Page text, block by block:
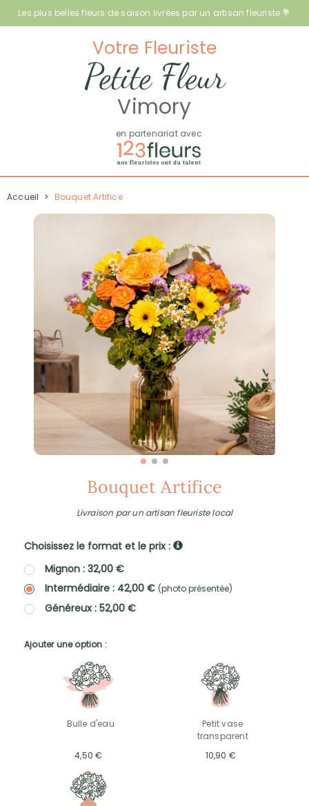
Les plus belles fleurs de saison livrées par un artisan fleuriste 💐
Votre Fleuriste
Petite Fleur
Vimory
en partenariat avec
Accueil > Bouquet Artifice
Bouquet Artifice
Livraison par un artisan fleuriste local
Choisissez le format et le prix :
Mignon : 32,00 €
Intermédiaire : 42,00 € (photo présentée)
Généreux : 52,00 €
Ajouter une option :
Bulle d'eau
4,50 €
Petit vase
transparent
10,90 €